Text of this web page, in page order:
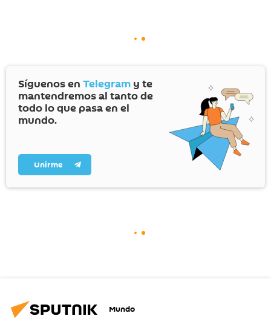
Síguenos en Telegram y te
mantendremos al tanto de
todo lo que pasa en el
mundo.
Unirme
Mundo